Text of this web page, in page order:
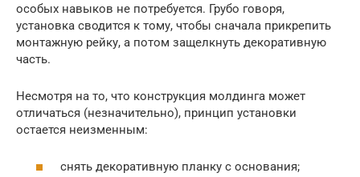
особых навыков не потребуется. Грубо говоря,
установка сводится к тому, чтобы сначала прикрепить
монтажную рейку, а потом защелкнуть декоративную
часть.
Несмотря на то, что конструкция молдинга может
отличаться (незначительно), принцип установки
остается неизменным:
снять декоративную планку с основания;